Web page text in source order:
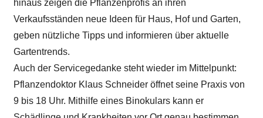
hinaus zeigen die Pflanzenprofis an ihren
Verkaufsständen neue Ideen für Haus, Hof und Garten,
geben nützliche Tipps und informieren über aktuelle
Gartentrends.
Auch der Servicegedanke steht wieder im Mittelpunkt:
Pflanzendoktor Klaus Schneider öffnet seine Praxis von
9 bis 18 Uhr. Mithilfe eines Binokulars kann er